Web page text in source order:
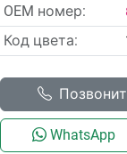
OEM номер:
Код цвета:
WhatsApp